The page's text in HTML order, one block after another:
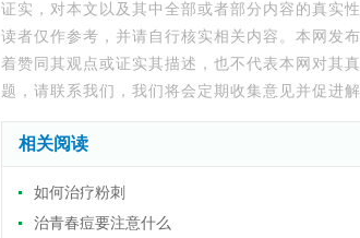
证实，对本文以及其中全部或者部分内容的真实
读者仅作参考，并请自行核实相关内容。本网发
着赞同其观点或证实其描述，也不代表本网对其
题，请联系我们，我们将会定期收集意见并促进解
相关阅读
如何治疗粉刺
治青春痘要注意什么